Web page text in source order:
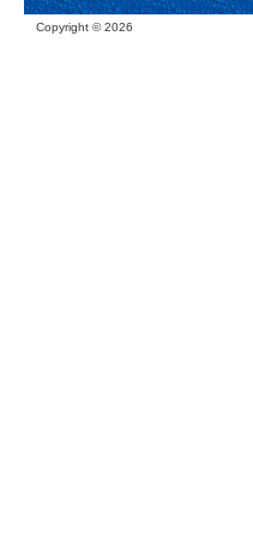
Copyright ©2026